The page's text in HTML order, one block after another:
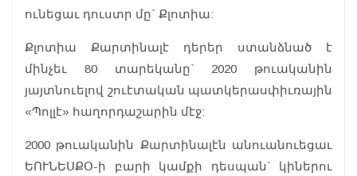
ունեցաւ դուստր մը` Քլոտիա:
Քլոտիա Քարտինալէ դերեր ստանձնած է
մինչեւ 80 տարեկանը` 2020 թուականին
յայտնուելով շուէտական պատկերասփիւռային
«Պոլլէ» հաղորդաշարին մէջ:
2000 թուականին Քարտինալէն անուանուեցաւ
ԵՈՒՆԵՍՔՕ-ի բարի կամքի դեսպան` կիներու